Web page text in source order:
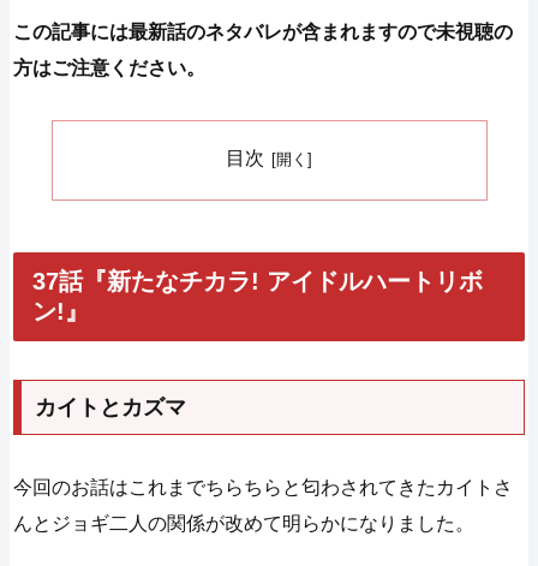
この記事には最新話のネタバレが含まれますので未視聴の
方はご注意ください。
目次
37話『新たなチカラ! アイドルハートリボ
ン!』
カイトとカズマ
今回のお話はこれまでちらちらと匂わされてきたカイトさ
んとジョギ二人の関係が改めて明らかになりました。